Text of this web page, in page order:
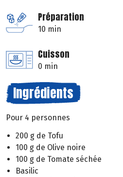
Préparation
10 min
Cuisson
0 min
Ingrédients
Pour 4 personnes
200 g de Tofu
100 g de Olive noire
100 g de Tomate séchée
Basilic